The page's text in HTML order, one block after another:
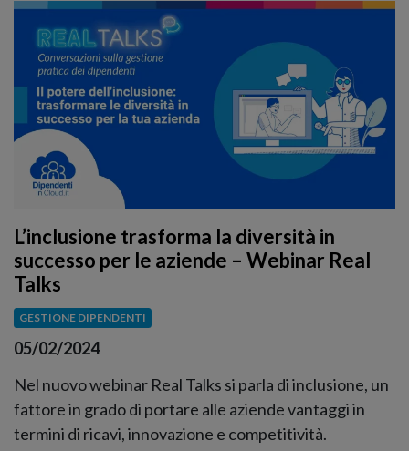
L’inclusione trasforma la diversità in
successo per le aziende – Webinar Real
Talks
GESTIONE DIPENDENTI
05/02/2024
Nel nuovo webinar Real Talks si parla di inclusione, un
fattore in grado di portare alle aziende vantaggi in
termini di ricavi, innovazione e competitività.